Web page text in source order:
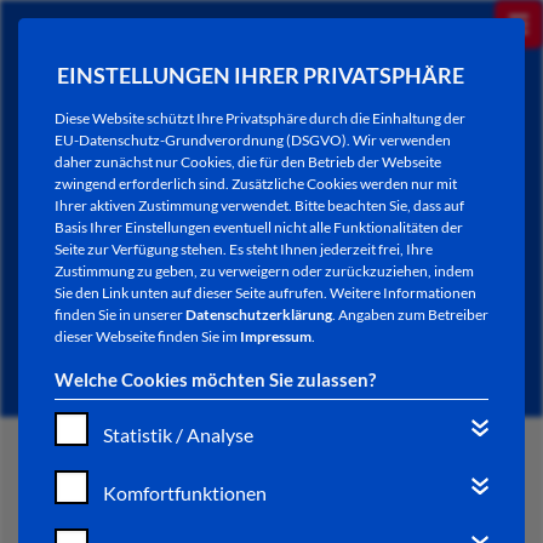
EINSTELLUNGEN IHRER PRIVATSPHÄRE
Diese Website schützt Ihre Privatsphäre durch die Einhaltung der
EU-Datenschutz-Grundverordnung (DSGVO). Wir verwenden
daher zunächst nur Cookies, die für den Betrieb der Webseite
zwingend erforderlich sind. Zusätzliche Cookies werden nur mit
Ihrer aktiven Zustimmung verwendet. Bitte beachten Sie, dass auf
Basis Ihrer Einstellungen eventuell nicht alle Funktionalitäten der
Seite zur Verfügung stehen. Es steht Ihnen jederzeit frei, Ihre
Zustimmung zu geben, zu verweigern oder zurückzuziehen, indem
Sie den Link unten auf dieser Seite aufrufen. Weitere Informationen
finden Sie in unsererDatenschutzerklärung. Angaben zum Betreiber
dieser Webseite finden Sie im Impressum.
Welche Cookies möchten Sie zulassen?
Statistik / Analyse
Komfortfunktionen
AKTUELLES
START